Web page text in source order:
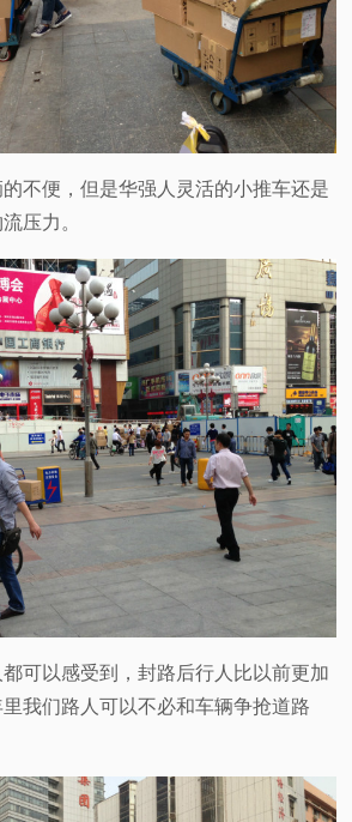
不便，但是华强人灵活的小推车还是
压力。
可以感受到，封路后行人比以前更加
我们路人可以不必和车辆争抢道路